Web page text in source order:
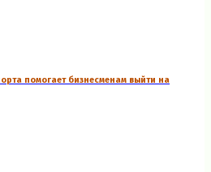
помогает бизнесменам выйти на